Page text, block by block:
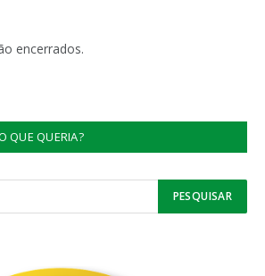
encerrados.
QUE QUERIA?